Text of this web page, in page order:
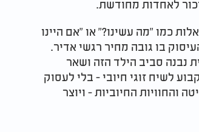
לאחדות מחודשת.
כמו "מה עשינו?" או "אם היינו
בו גובה מחיר רגשי אדיר.
נבנה סביב הילד הזה ושאר
לשיח זוגי חיובי - בלי לעסוק
החיוביות - ויוצר